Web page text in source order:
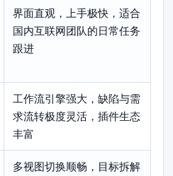
界面直观，上手极快，适合
国内互联网团队的日常任务
跟进
工作流引擎强大，缺陷与需
求流转极度灵活，插件生态
丰富
多视图切换顺畅，目标拆解